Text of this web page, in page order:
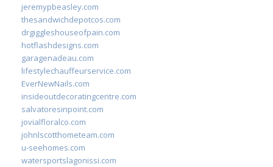
jeremypbeasley.com
thesandwichdepotcos.com
drgiggleshouseofpain.com
hotflashdesigns.com
garagenadeau.com
lifestylechauffeurservice.com
EverNewNails.com
insideoutdecoratingcentre.com
salvatoresinpoint.com
jovialfloralco.com
johnlscotthometeam.com
u-seehomes.com
watersportslagonissi.com